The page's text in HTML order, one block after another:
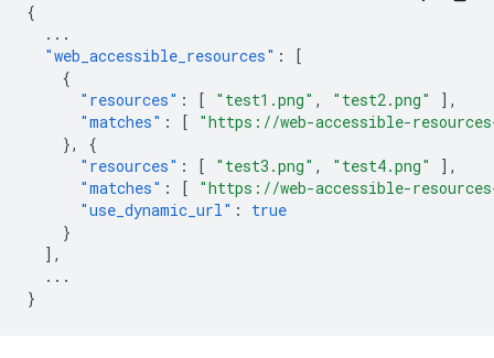
{
...
"web_accessible_resources" :
[
{
"resources" : [ "test1.png" , "test2.png"
],
"matches" : [
"https://web-accessible-
},
{
"resources" : [ "test3.png" , "test4.png"
],
"matches" : [
"https://web-accessible-
"use_dynamic_url" :
true
}
],
...
}